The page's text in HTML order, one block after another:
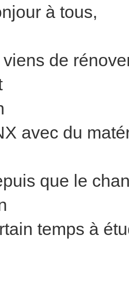
à tous,
de
avec du
que le
temps à